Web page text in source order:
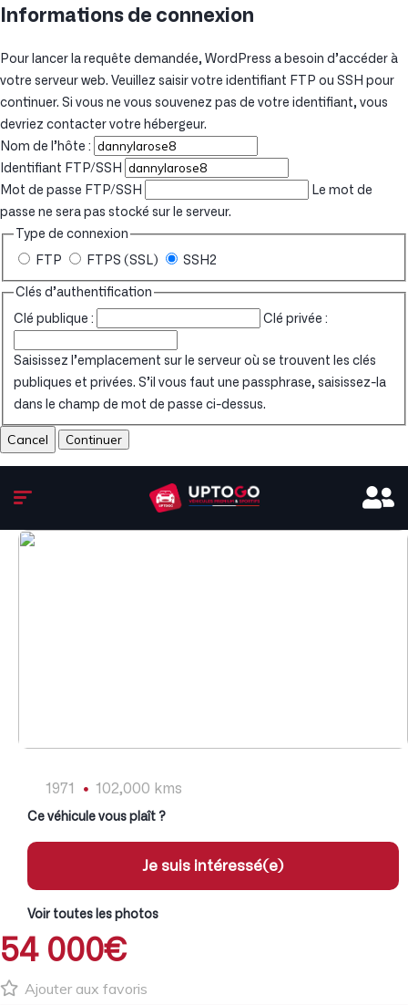
Informations de connexion
Pour lancer la requête demandée, WordPress a besoin d’accéder à
votre serveur web. Veuillez saisir votre identifiant FTP ou SSH pour
continuer. Si vous ne vous souvenez pas de votre identifiant, vous
devriez contacter votre hébergeur.
Nom de l’hôte :
Identifiant FTP/SSH
Mot de passe FTP/SSH
Le mot de
passe ne sera pas stocké sur le serveur.
Type de connexion
FTP FTPS (SSL) SSH2
Clés d’authentification
Clé publique : Clé privée :
Saisissez l’emplacement sur le serveur où se trouvent les clés
publiques et privées. S’il vous faut une passphrase, saisissez-la
dans le champ de mot de passe ci-dessus.
Cancel
1971 102,000 kms
Ce véhicule vous plaît ?
Je suis intéressé(e)
Voir toutes les photos
54 000€
Ajouter aux favoris